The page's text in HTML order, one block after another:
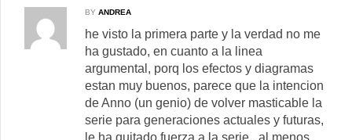
BY ANDREA
he visto la primera parte y la verdad no me
ha gustado, en cuanto a la linea
argumental, porq los efectos y diagramas
estan muy buenos, parece que la intencion
de Anno (un genio) de volver masticable la
serie para generaciones actuales y futuras,